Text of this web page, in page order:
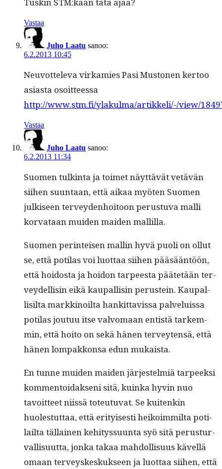
Vastaa
Juho Laatu sanoo:
6.2.2013 10:45
Neu­vot­tel­e­va virkamies Pasi Mus­to­nen ker­too
asi­as­ta osoit­teessa
http://www.stm.fi/ylakulma/artikkeli/-/view/
Vastaa
Juho Laatu sanoo:
6.2.2013 11:34
Suomen tulk­in­ta ja toimet näyt­tävät vetävän
siihen suun­taan, että aikaa myöten Suomen
julkiseen ter­vey­den­hoitoon perus­tu­va malli
kor­vataan muiden maid­en mallilla.
Suomen per­in­teisen mallin hyvä puoli on ollut
se, että poti­las voi luot­taa siihen pääsään­töön,
että hoi­dos­ta ja hoidon tarpeesta päätetään ter­
vey­del­lisin eikä kau­pal­lisin perustein. Kau­pal­
lisil­ta markki­noil­ta han­kit­tavis­sa palveluis­sa
poti­las joutuu itse valvo­maan entistä tarkem­
min, että hoito on sekä hänen ter­veyten­sä, että
hänen lom­pakkon­sa edun mukaista.
En tunne muiden maid­en jär­jestelmiä tarpeek­si
kom­men­toidak­seni sitä, kuin­ka hyvin nuo
tavoit­teet niis­sä toteu­tu­vat. Se kuitenkin
huolestut­taa, että eri­tyis­es­ti heikoim­mil­ta poti­
lail­ta täl­lainen kehi­tys­su­un­ta syö sitä perus­tur­
val­lisu­ut­ta, jon­ka takaa mah­dol­lisu­us kävel­lä
omaan ter­veyskeskuk­seen ja luot­taa siihen, että